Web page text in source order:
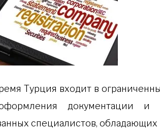
документации и
специалистов,